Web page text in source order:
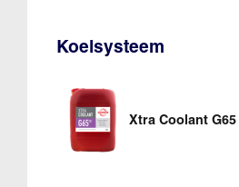
Koelsysteem
Xtra Coolant